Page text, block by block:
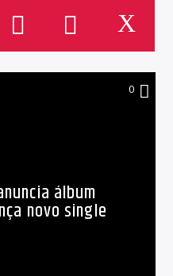
0
álbum
novo single